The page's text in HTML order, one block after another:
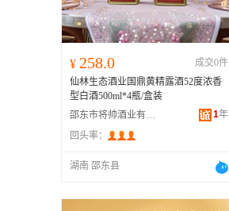
¥ 258.0
成交0件
仙林生态酒业国鼎黄精露酒52度浓香
型白酒500ml*4瓶/盒装
邵东市将帅酒业有限公司
1年
回头率：
湖南 邵东县